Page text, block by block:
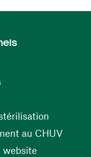
(ouvre une nouvelle
(ouvre
au CHUV
website